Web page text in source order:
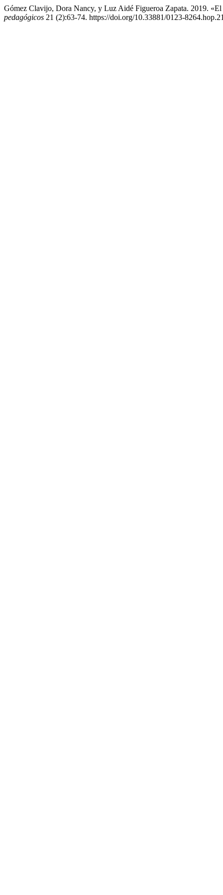
Gómez Clavijo, Dora Nancy, y Luz Aidé Figueroa Zapata. 2019.
pedagógicos 21 (2):63-74. https://doi.org/10.33881/0123-